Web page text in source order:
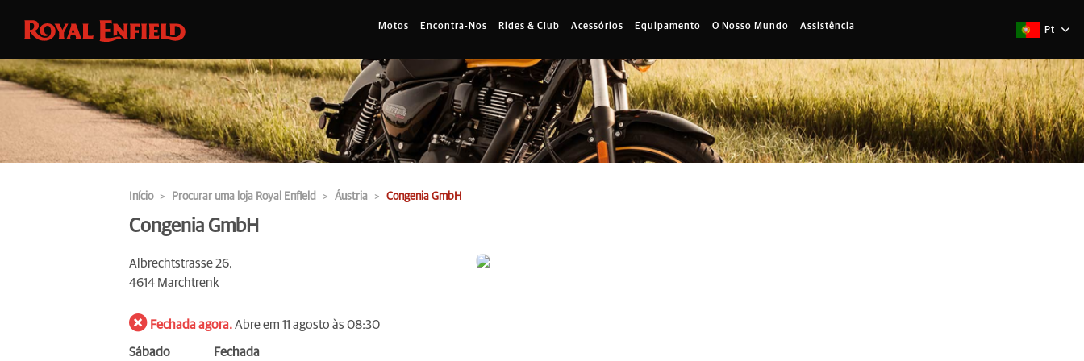
Motos Encontra-Nos Rides & Club Acessórios Equipamento O Nosso Mundo Assistência Pt
Início Procurar uma loja Royal Enfield Áustria Congenia GmbH
Congenia GmbH
Albrechtstrasse 26,
4614 Marchtrenk
Fechada agora.Abre em 11 agosto às 08:30
Sábado
Fechada